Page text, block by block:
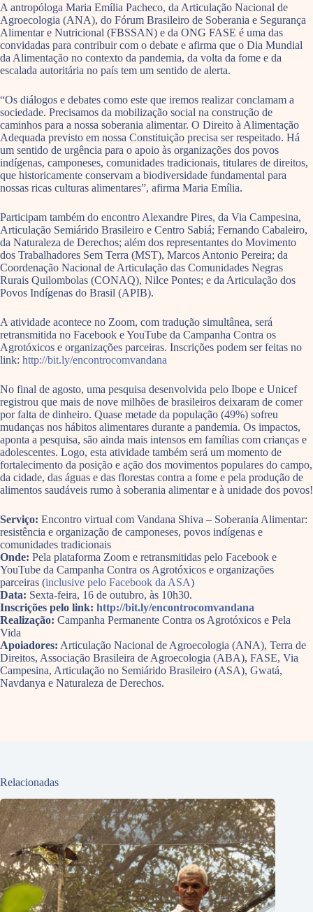
A antropóloga Maria Emília Pacheco, da Articulação Nacional de
Agroecologia (ANA), do Fórum Brasileiro de Soberania e Segurança
Alimentar e Nutricional (FBSSAN) e da ONG FASE é uma das
convidadas para contribuir com o debate e afirma que o Dia Mundial
da Alimentação no contexto da pandemia, da volta da fome e da
escalada autoritária no país tem um sentido de alerta.
“Os diálogos e debates como este que iremos realizar conclamam a
sociedade. Precisamos da mobilização social na construção de
caminhos para a nossa soberania alimentar. O Direito à Alimentação
Adequada previsto em nossa Constituição precisa ser respeitado. Há
um sentido de urgência para o apoio às organizações dos povos
indígenas, camponeses, comunidades tradicionais, titulares de direitos,
que historicamente conservam a biodiversidade fundamental para
nossas ricas culturas alimentares”, afirma Maria Emília.
Participam também do encontro Alexandre Pires, da Via Campesina,
Articulação Semiárido Brasileiro e Centro Sabiá; Fernando Cabaleiro,
da Naturaleza de Derechos; além dos representantes do Movimento
dos Trabalhadores Sem Terra (MST), Marcos Antonio Pereira; da
Coordenação Nacional de Articulação das Comunidades Negras
Rurais Quilombolas (CONAQ), Nilce Pontes; e da Articulação dos
Povos Indígenas do Brasil (APIB).
A atividade acontece no Zoom, com tradução simultânea, será
retransmitida no Facebook e YouTube da Campanha Contra os
Agrotóxicos e organizações parceiras. Inscrições podem ser feitas no
link: http://bit.ly/encontrocomvandana
No final de agosto, uma pesquisa desenvolvida pelo Ibope e Unicef
registrou que mais de nove milhões de brasileiros deixaram de comer
por falta de dinheiro. Quase metade da população (49%) sofreu
mudanças nos hábitos alimentares durante a pandemia. Os impactos,
aponta a pesquisa, são ainda mais intensos em famílias com crianças e
adolescentes. Logo, esta atividade também será um momento de
fortalecimento da posição e ação dos movimentos populares do campo,
da cidade, das águas e das florestas contra a fome e pela produção de
alimentos saudáveis rumo à soberania alimentar e à unidade dos povos!
Serviço: Encontro virtual com Vandana Shiva – Soberania Alimentar:
resistência e organização de camponeses, povos indígenas e
comunidades tradicionais
Onde: Pela plataforma Zoom e retransmitidas pelo Facebook e
YouTube da Campanha Contra os Agrotóxicos e organizações
parceiras (inclusive pelo Facebook da ASA)
Data: Sexta-feira, 16 de outubro, às 10h30.
Inscrições pelo link: http://bit.ly/encontrocomvandana
Realização: Campanha Permanente Contra os Agrotóxicos e Pela
Vida
Apoiadores: Articulação Nacional de Agroecologia (ANA), Terra de
Direitos, Associação Brasileira de Agroecologia (ABA), FASE, Via
Campesina, Articulação no Semiárido Brasileiro (ASA), Gwatá,
Navdanya e Naturaleza de Derechos.
Relacionadas